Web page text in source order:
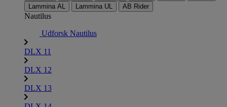
Lammina AL
Lammina UL AB Rider
Nautilus
Udforsk Nautilus
DLX 11
DLX 12
DLX 13